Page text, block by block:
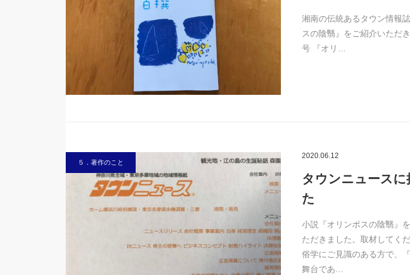
湘南の伝統あるタウン情報
スの陰翳』をご紹介いただ
号 『オリ…
５．著作のこと
2020.06.12
タウンニュース
た
小説『オリンポスの陰翳』
ただきました。取材してく
俗学にご見識のある方で、
舞台であ…